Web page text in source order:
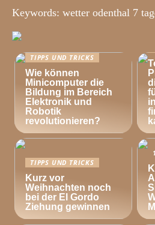
Keywords: wetter odenthal 7
TIPPS UND TRICKS
Wie können
Minicomputer die
Bildung im Bereich
Elektronik und
Robotik
revolutionieren?
TIPPS UND TRICKS
Kurz vor
Weihnachten noch
bei der El Gordo
Ziehung gewinnen